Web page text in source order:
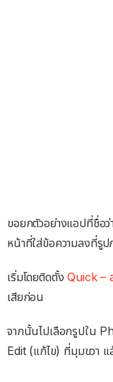
ขอยกตัวอย่างแอปที่ชื่อว่
หน้าที่ใส่ข้อความลงที่รูป
เริ่มโดยติดตั้งQuick –
เสียก่อน
จากนั้นไปเลือกรูปใน
Edit (แก้ไข) ที่มุมขวา